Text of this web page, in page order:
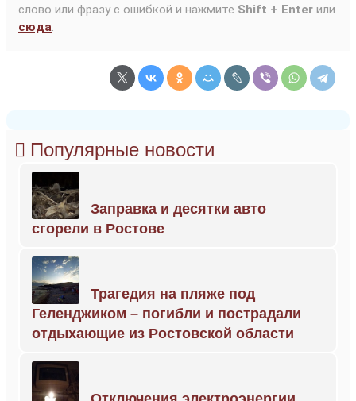
слово или фразу с ошибкой и нажмите Shift + Enter или
сюда.
Популярные новости
Заправка и десятки авто
сгорели в Ростове
Трагедия на пляже под
Геленджиком – погибли и пострадали
отдыхающие из Ростовской области